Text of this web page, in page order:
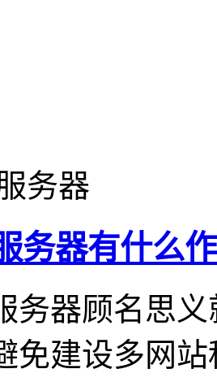
务器
务器有什么
务器顾名思
免建设多网